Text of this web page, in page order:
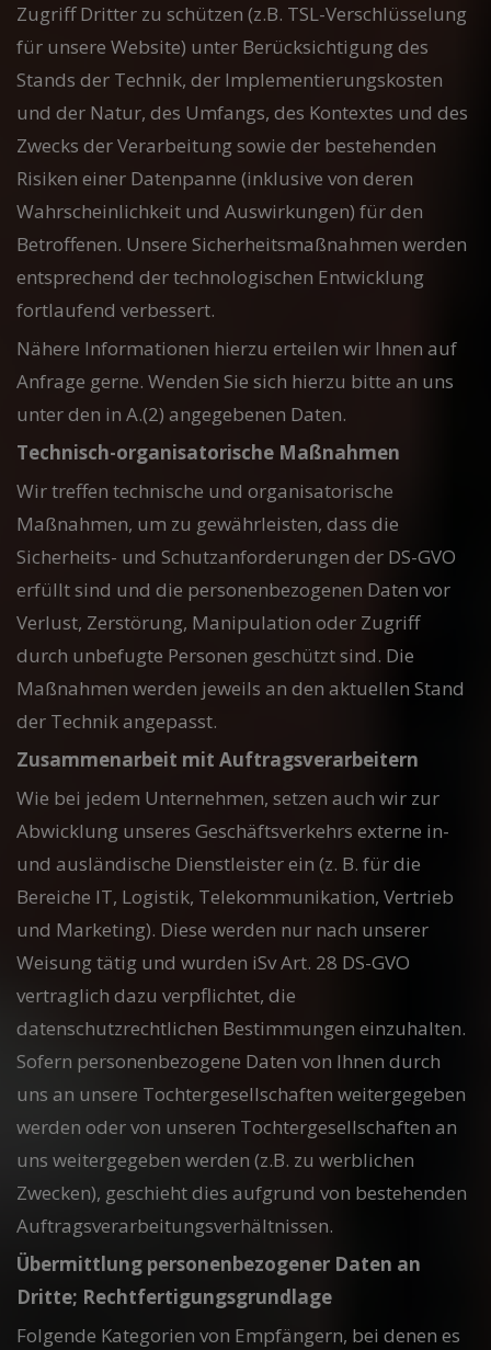
Zugriff Dritter zu schützen (z.B. TSL-Verschlüsselung
für unsere Website) unter Berücksichtigung des
Stands der Technik, der Implementierungskosten
und der Natur, des Umfangs, des Kontextes und des
Zwecks der Verarbeitung sowie der bestehenden
Risiken einer Datenpanne (inklusive von deren
Wahrscheinlichkeit und Auswirkungen) für den
Betroffenen. Unsere Sicherheitsmaßnahmen werden
entsprechend der technologischen Entwicklung
fortlaufend verbessert.
Nähere Informationen hierzu erteilen wir Ihnen auf
Anfrage gerne. Wenden Sie sich hierzu bitte an uns
unter den in A.(2) angegebenen Daten.
Technisch-organisatorische Maßnahmen
Wir treffen technische und organisatorische
Maßnahmen, um zu gewährleisten, dass die
Sicherheits- und Schutzanforderungen der DS-GVO
erfüllt sind und die personenbezogenen Daten vor
Verlust, Zerstörung, Manipulation oder Zugriff
durch unbefugte Personen geschützt sind. Die
Maßnahmen werden jeweils an den aktuellen Stand
der Technik angepasst.
Zusammenarbeit mit Auftragsverarbeitern
Wie bei jedem Unternehmen, setzen auch wir zur
Abwicklung unseres Geschäftsverkehrs externe in-
und ausländische Dienstleister ein (z. B. für die
Bereiche IT, Logistik, Telekommunikation, Vertrieb
und Marketing). Diese werden nur nach unserer
Weisung tätig und wurden iSv Art. 28 DS-GVO
vertraglich dazu verpflichtet, die
datenschutzrechtlichen Bestimmungen einzuhalten.
Sofern personenbezogene Daten von Ihnen durch
uns an unsere Tochtergesellschaften weitergegeben
werden oder von unseren Tochtergesellschaften an
uns weitergegeben werden (z.B. zu werblichen
Zwecken), geschieht dies aufgrund von bestehenden
Auftragsverarbeitungsverhältnissen.
Übermittlung personenbezogener Daten an
Dritte; Rechtfertigungsgrundlage
Folgende Kategorien von Empfängern, bei denen es